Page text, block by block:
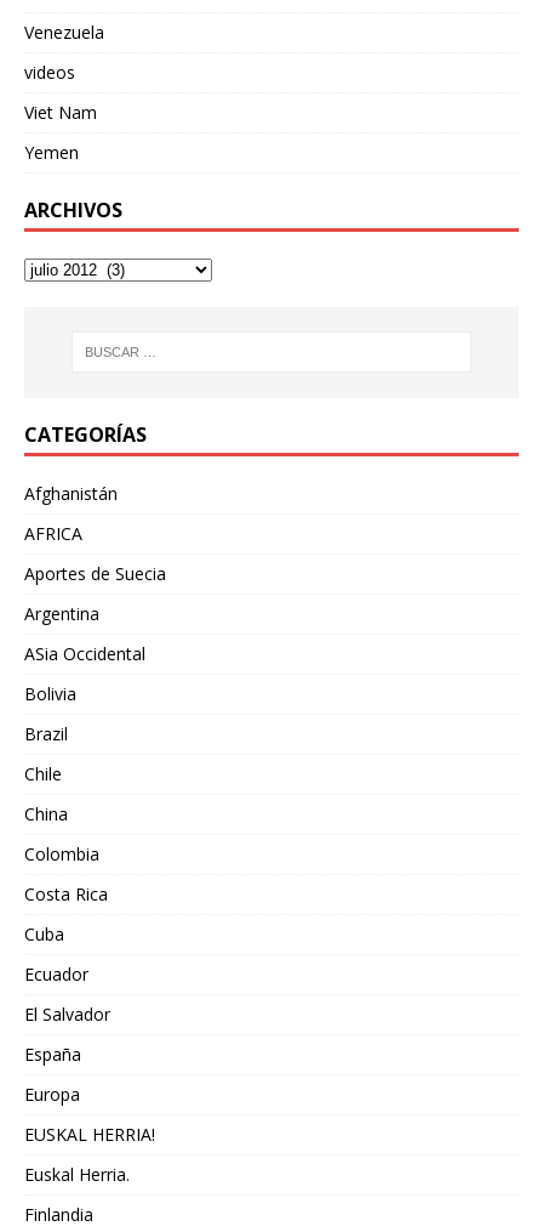
Venezuela
videos
Viet Nam
Yemen
ARCHIVOS
CATEGORÍAS
Afghanistán
AFRICA
Aportes de Suecia
Argentina
ASia Occidental
Bolivia
Brazil
Chile
China
Colombia
Costa Rica
Cuba
Ecuador
El Salvador
España
Europa
EUSKAL HERRIA!
Euskal Herria.
Finlandia